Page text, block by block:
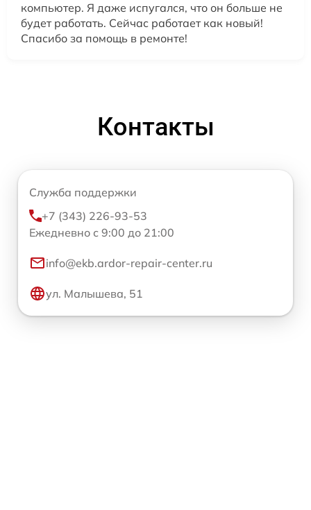
компьютер. Я даже испугался, что он больше не
будет работать. Сейчас работает как новый!
Спасибо за помощь в ремонте!
Контакты
Служба поддержки
+7 (343) 226-93-53
Ежедневно с 9:00 до 21:00
info@ekb.ardor-repair-center.ru
ул. Малышева, 51